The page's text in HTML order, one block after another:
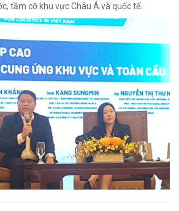
tầm cỡ khu vực Châu Á và quốc tế.